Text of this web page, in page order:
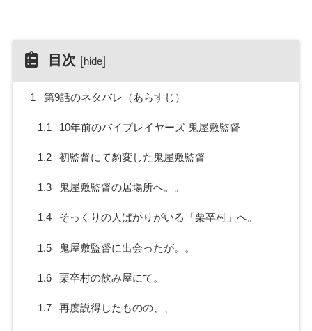
目次 [hide]
1 第9話のネタバレ（あらすじ）
1.1 10年前のバイプレイヤーズ 鬼屋敷監督
1.2 初監督にて豹変した鬼屋敷監督
1.3 鬼屋敷監督の居場所へ。。
1.4 そっくりの人ばかりがいる「栗卒村」へ。
1.5 鬼屋敷監督に出会ったが。。
1.6 栗卒村の飲み屋にて。
1.7 再度説得したものの、、